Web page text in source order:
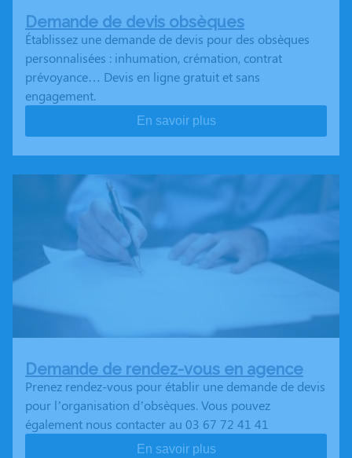
Demande de devis obsèques
Établissez une demande de devis pour des obsèques
personnalisées : inhumation, crémation, contrat
prévoyance… Devis en ligne gratuit et sans
engagement.
En savoir plus
Demande de rendez-vous en agence
Prenez rendez-vous pour établir une demande de devis
pour l’organisation d’obsèques. Vous pouvez
également nous contacter au 03 67 72 41 41
En savoir plus